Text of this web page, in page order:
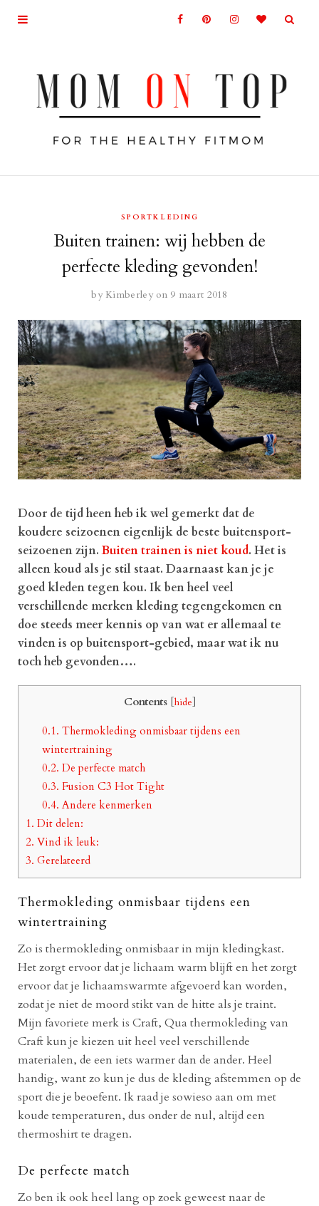
SPORTKLEDING
Buiten trainen: wij hebben de
perfecte kleding gevonden!
by Kimberley on 9 maart 2018
Door de tijd heen heb ik wel gemerkt dat de
koudere seizoenen eigenlijk de beste buitensport-
seizoenen zijn.Buiten trainen is niet koud. Het is
alleen koud als je stil staat. Daarnaast kan je je
goed kleden tegen kou. Ik ben heel veel
verschillende merken kleding tegengekomen en
doe steeds meer kennis op van wat er allemaal te
vinden is op buitensport-gebied, maar wat ik nu
toch heb gevonden….
Contents [hide]
0.1. Thermokleding onmisbaar tijdens een
wintertraining
0.2. De perfecte match
0.3. Fusion C3 Hot Tight
0.4. Andere kenmerken
1. Dit delen:
2. Vind ik leuk:
3. Gerelateerd
Thermokleding onmisbaar tijdens een
wintertraining
Zo is thermokleding onmisbaar in mijn kledingkast.
Het zorgt ervoor dat je lichaam warm blijft en het zorgt
ervoor dat je lichaamswarmte afgevoerd kan worden,
zodat je niet de moord stikt van de hitte als je traint.
Mijn favoriete merk is Craft, Qua thermokleding van
Craft kun je kiezen uit heel veel verschillende
materialen, de een iets warmer dan de ander. Heel
handig, want zo kun je dus de kleding afstemmen op de
sport die je beoefent. Ik raad je sowieso aan om met
koude temperaturen, dus onder de nul, altijd een
thermoshirt te dragen.
De perfecte match
Zo ben ik ook heel lang op zoek geweest naar de